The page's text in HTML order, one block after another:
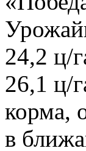
24,2 ц/
26,1 ц/
корма,
в